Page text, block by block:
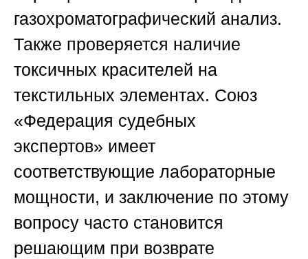
газохроматографический анализ.
Также проверяется наличие
токсичных красителей на
текстильных элементах. Союз
«Федерация судебных
экспертов» имеет
соответствующие лабораторные
мощности, и заключение по этому
вопросу часто становится
решающим при возврате